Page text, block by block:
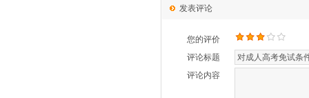
发表评论
您的评价
评论标题
评论内容